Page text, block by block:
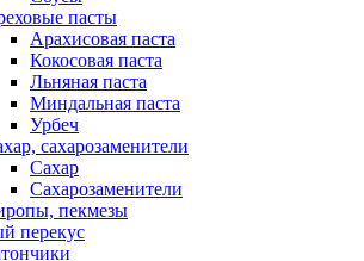
пасты
Арахисовая паста
Кокосовая паста
Льняная паста
Миндальная паста
Урбеч
сахарозаменители
Сахар
Сахарозаменители
пекмезы
перекус